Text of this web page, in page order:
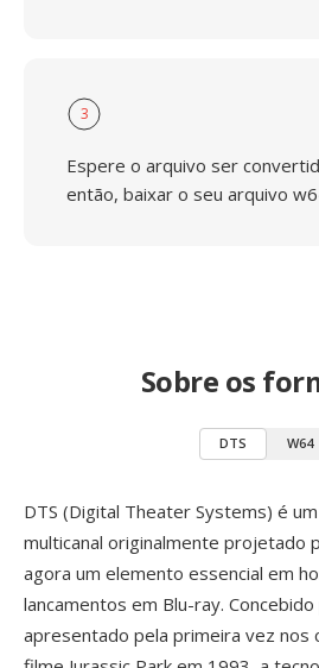
3
Espere o arquivo ser
então, baixar o seu arquivo
Sobre os
DTS W64
DTS (Digital Theater Systems) é
multicanal originalmente projetado
agora um elemento essencial em
lancamentos em Blu-ray. Concebido
apresentado pela primeira vez nos